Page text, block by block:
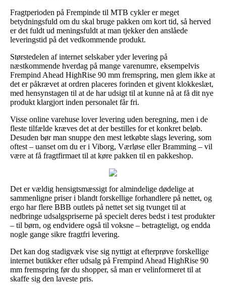
Fragtperioden på Frempinde til MTB cykler er meget
betydningsfuld om du skal bruge pakken om kort tid, så herved
er det fuldt ud meningsfuldt at man tjekker den anslåede
leveringstid på det vedkommende produkt.
Størstedelen af internet selskaber yder levering på
næstkommende hverdag på mange varenumre, eksempelvis
Frempind Ahead HighRise 90 mm fremspring, men glem ikke at
det er påkrævet at ordren placeres forinden et givent klokkeslæt,
med hensynstagen til at de har udsigt til at kunne nå at få dit nye
produkt klargjort inden personalet får fri.
Visse online varehuse lover levering uden beregning, men i de
fleste tilfælde kræves det at der bestilles for et konkret beløb.
Desuden bør man snuppe den mest letkøbte slags levering, som
oftest – uanset om du er i Viborg, Værløse eller Bramming – vil
være at få fragtfirmaet til at køre pakken til en pakkeshop.
Det er vældig hensigtsmæssigt for almindelige dødelige at
sammenligne priser i blandt forskellige forhandlere på nettet, og
ergo har flere BBB outlets på nettet set sig tvunget til at
nedbringe udsalgspriserne på specielt deres bedst i test produkter
– til børn, og endvidere også til voksne – betragteligt, og endda
nogle gange sikre fragtfri levering.
Det kan dog stadigvæk vise sig nyttigt at efterprøve forskellige
internet butikker efter udsalg på Frempind Ahead HighRise 90
mm fremspring før du shopper, så man er velinformeret til at
skaffe sig den laveste pris.